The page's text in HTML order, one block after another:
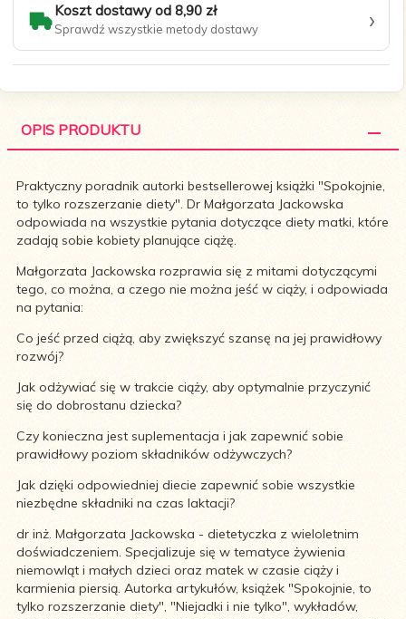
Koszt dostawy od 8,90 zł
Sprawdź wszystkie metody dostawy ›
OPIS PRODUKTU
Praktyczny poradnik autorki bestsellerowej książki "Spokojnie,
to tylko rozszerzanie diety". Dr Małgorzata Jackowska
odpowiada na wszystkie pytania dotyczące diety matki, które
zadają sobie kobiety planujące ciążę.
Małgorzata Jackowska rozprawia się z mitami dotyczącymi
tego, co można, a czego nie można jeść w ciąży, i odpowiada
na pytania:
Co jeść przed ciążą, aby zwiększyć szansę na jej prawidłowy
rozwój?
Jak odżywiać się w trakcie ciąży, aby optymalnie przyczynić
się do dobrostanu dziecka?
Czy konieczna jest suplementacja i jak zapewnić sobie
prawidłowy poziom składników odżywczych?
Jak dzięki odpowiedniej diecie zapewnić sobie wszystkie
niezbędne składniki na czas laktacji?
dr inż. Małgorzata Jackowska - dietetyczka z wieloletnim
doświadczeniem. Specjalizuje się w tematyce żywienia
niemowląt i małych dzieci oraz matek w czasie ciąży i
karmienia piersią. Autorka artykułów, książek "Spokojnie, to
tylko rozszerzanie diety", "Niejadki i nie tylko", wykładów,